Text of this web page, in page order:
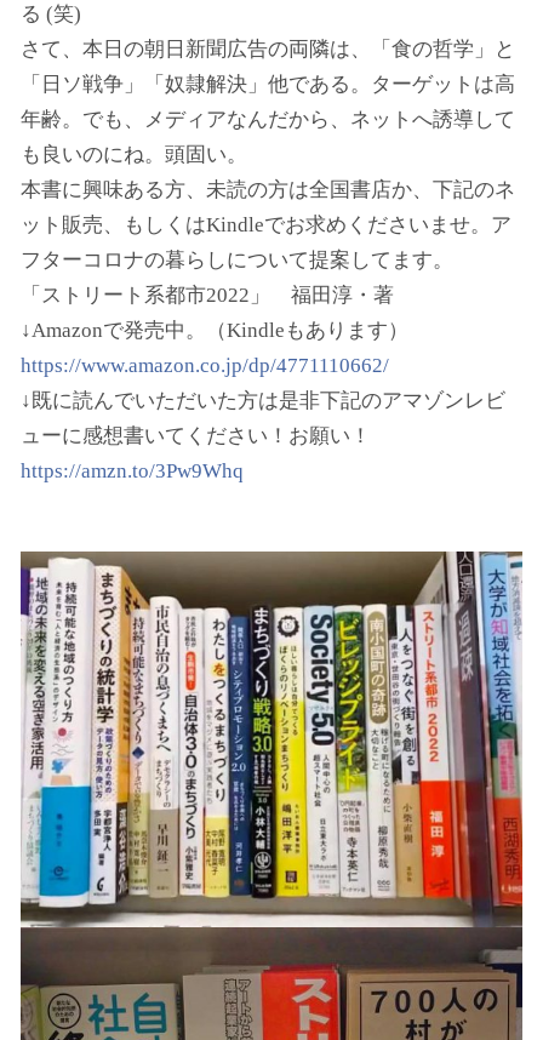
る (笑)
さて、本日の朝日新聞広告の両隣は、「食の哲学」と
「日ソ戦争」「奴隷解決」他である。ターゲットは高
年齢。でも、メディアなんだから、ネットへ誘導して
も良いのにね。頭固い。
本書に興味ある方、未読の方は全国書店か、下記のネ
ット販売、もしくはKindleでお求めくださいませ。ア
フターコロナの暮らしについて提案してます。
「ストリート系都市2022」 福田淳・著
↓Amazonで発売中。（Kindleもあります）
https://www.amazon.co.jp/dp/4771110662/
↓既に読んでいただいた方は是非下記のアマゾンレビ
ューに感想書いてください！お願い！
https://amzn.to/3Pw9Whq